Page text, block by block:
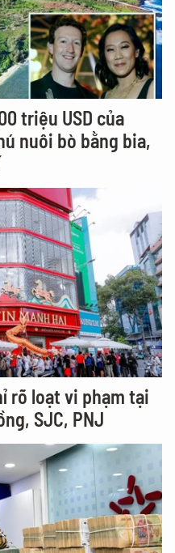
triệu USD của
nuôi bò bằng bia,
rõ loạt vi phạm tại
SJC, PNJ